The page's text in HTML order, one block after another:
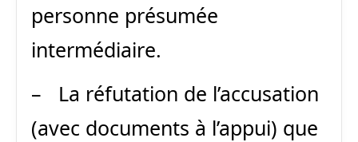
personne présumée
intermédiaire.
– La réfutation de l’accusation
(avec documents à l’appui) que